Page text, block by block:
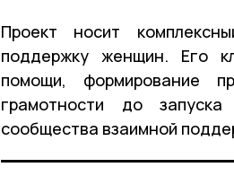
Проект носит
поддержку женщин. Его
помощи, формирование
грамотности до
сообщества взаимной